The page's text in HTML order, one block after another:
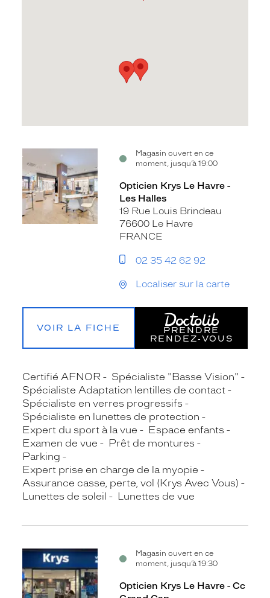
Magasin ouvert en ce
moment, jusqu’à 19:00
Voir
la
fiche
Opticien Krys Le Havre -
Les Halles
19 Rue Louis Brindeau
76600 Le Havre
FRANCE
02 35 42 62 92
Localiser sur la carte
VOIR LA FICHE
PRENDRE
RENDEZ‑VOUS
Certifié AFNOR
Spécialiste "Basse Vision"
Spécialiste Adaptation lentilles de contact
Spécialiste en verres progressifs
Spécialiste en lunettes de protection
Expert du sport à la vue
Espace enfants
Examen de vue
Prêt de montures
Parking
Expert prise en charge de la myopie
Assurance casse, perte, vol (Krys Avec Vous)
Lunettes de soleil
Lunettes de vue
Magasin ouvert en ce
moment, jusqu’à 19:30
Voir
la
fiche
Opticien Krys Le Havre - Cc
Voir
la
fiche